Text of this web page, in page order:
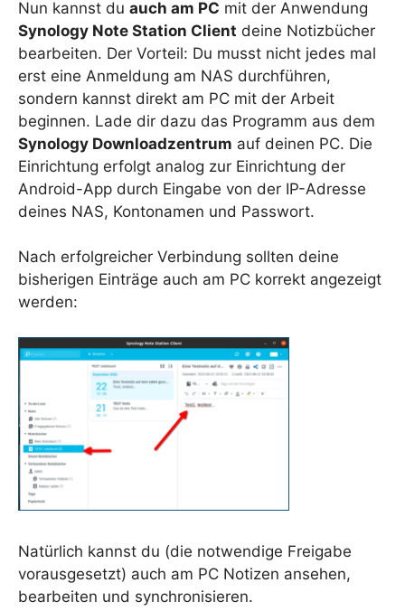
Nun kannst du auch am PC mit der Anwendung
Synology Note Station Client deine Notizbücher
bearbeiten. Der Vorteil: Du musst nicht jedes mal
erst eine Anmeldung am NAS durchführen,
sondern kannst direkt am PC mit der Arbeit
beginnen. Lade dir dazu das Programm aus dem
Synology Downloadzentrum auf deinen PC. Die
Einrichtung erfolgt analog zur Einrichtung der
Android-App durch Eingabe von der IP-Adresse
deines NAS, Kontonamen und Passwort.
Nach erfolgreicher Verbindung sollten deine
bisherigen Einträge auch am PC korrekt angezeigt
werden:
Natürlich kannst du (die notwendige Freigabe
vorausgesetzt) auch am PC Notizen ansehen,
bearbeiten und synchronisieren.